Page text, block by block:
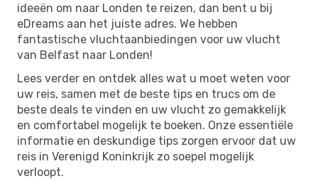
ideeën om naar Londen te reizen, dan bent u bij
eDreams aan het juiste adres. We hebben
fantastische vluchtaanbiedingen voor uw vlucht
van Belfast naar Londen!
Lees verder en ontdek alles wat u moet weten voor
uw reis, samen met de beste tips en trucs om de
beste deals te vinden en uw vlucht zo gemakkelijk
en comfortabel mogelijk te boeken. Onze essentiële
informatie en deskundige tips zorgen ervoor dat uw
reis in Verenigd Koninkrijk zo soepel mogelijk
verloopt.